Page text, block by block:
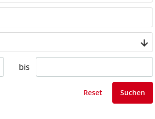
bis
Reset Suchen